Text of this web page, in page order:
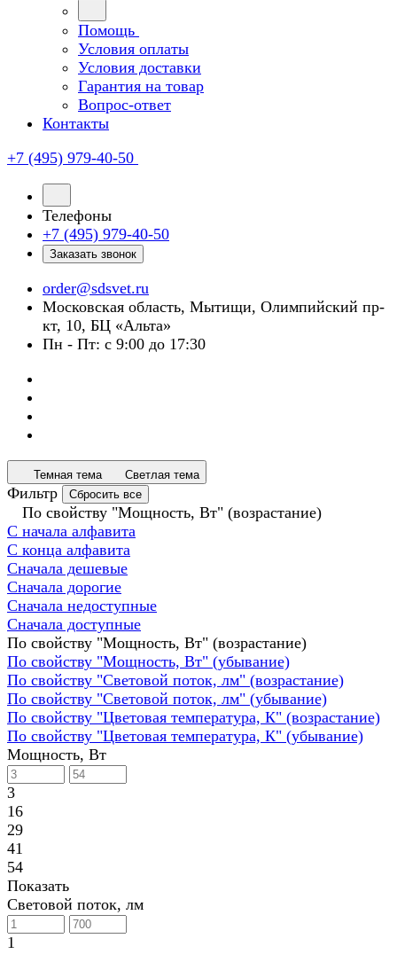
Помощь
Условия оплаты
Условия доставки
Гарантия на товар
Вопрос-ответ
Контакты
+7 (495) 979-40-50
Телефоны
+7 (495) 979-40-50
Заказать звонок
order@sdsvet.ru
Московская область, Мытищи, Олимпийский пр-
кт, 10, БЦ «Альта»
Пн - Пт: с 9:00 до 17:30
Темная тема Светлая тема
Фильтр Сбросить все
По свойству "Мощность, Вт" (возрастание)
С начала алфавита
С конца алфавита
Сначала дешевые
Сначала дорогие
Сначала недоступные
Сначала доступные
По свойству "Мощность, Вт" (возрастание)
По свойству "Мощность, Вт" (убывание)
По свойству "Световой поток, лм" (возрастание)
По свойству "Световой поток, лм" (убывание)
По свойству "Цветовая температура, К" (возрастание)
По свойству "Цветовая температура, К" (убывание)
Мощность, Вт
3
16
29
41
54
Показать
Световой поток, лм
1